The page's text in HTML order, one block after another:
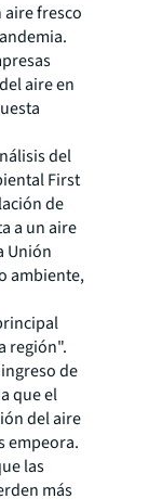
aire fresco
aire en
del
First
de
a un aire
Unión
ambiente,
región".
de
que el
del aire
empeora.
las
más